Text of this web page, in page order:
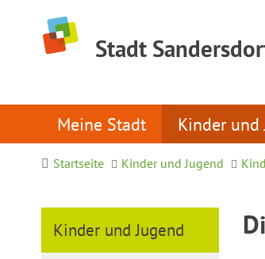
Stadt
Meine Stadt Kinder und
Startseite Kinder und Jugend
Kinder und Jugend